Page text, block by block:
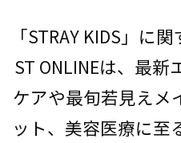
「STRAY KIDS」に
ST ONLINEは、最
ケアや最旬若見えメ
ット、美容医療に至